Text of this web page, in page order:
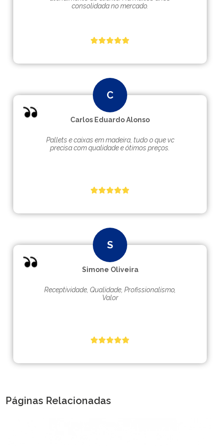
consolidada no mercado.
Carlos Eduardo Alonso
Pallets e caixas em madeira, tudo o que vc
precisa com qualidade e ótimos preços.
Simone Oliveira
Receptividade, Qualidade, Profissionalismo,
Valor
Páginas Relacionadas